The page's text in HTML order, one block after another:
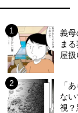
義
ま
屋扱
「
な
視